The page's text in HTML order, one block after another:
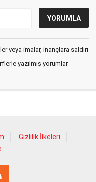
veya imalar, inançlara saldırı
yazılmış yorumlar
Gizlilik İlkeleri